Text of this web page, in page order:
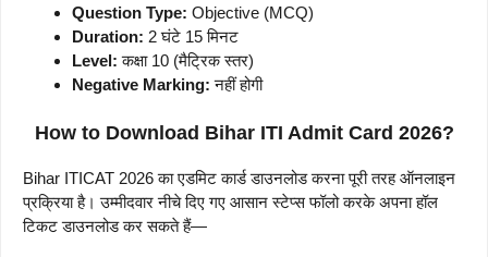
Question Type: Objective (MCQ)
Duration: 2 घंटे 15 मिनट
Level: कक्षा 10 (मैट्रिक स्तर)
Negative Marking: नहीं होगी
How to Download Bihar ITI Admit Card 2026?
Bihar ITICAT 2026 का एडमिट कार्ड डाउनलोड करना पूरी तरह ऑनलाइन
प्रक्रिया है। उम्मीदवार नीचे दिए गए आसान स्टेप्स फॉलो करके अपना हॉल
टिकट डाउनलोड कर सकते हैं—